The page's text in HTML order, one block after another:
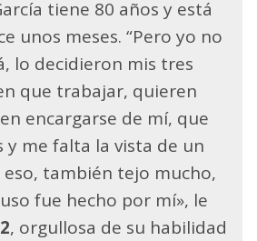
tiene 80 años y está
unos meses. “Pero yo no
lo decidieron mis tres
que trabajar, quieren
encargarse de mí, que
y me falta la vista de un
eso, también tejo mucho,
fue hecho por mí», le
, orgullosa de su habilidad